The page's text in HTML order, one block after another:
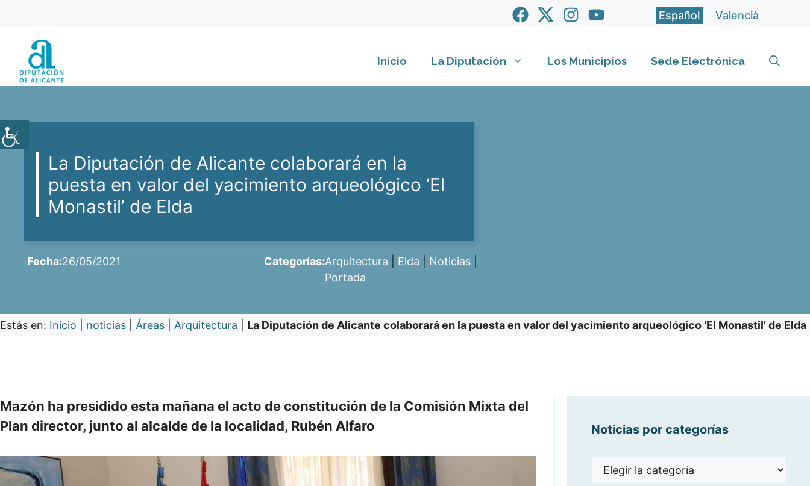
contenido
Español Valencià
Inicio La Diputación Los Municipios Sede Electrónica
La Diputación de Alicante colaborará en la
puesta en valor del yacimiento arqueológico ‘El
Monastil’ de Elda
Fecha:26/05/2021 Categorías:Arquitectura Elda Noticias
Portada
Estás en: Inicio noticias Áreas Arquitectura La Diputación de Alicante colaborará en la puesta en valor del yacimiento arqueológico ‘El Monastil’ de Elda
Mazón ha presidido esta mañana el acto de constitución de la Comisión Mixta del
Plan director, junto al alcalde de la localidad, Rubén Alfaro
Noticias por categorías
Noticias